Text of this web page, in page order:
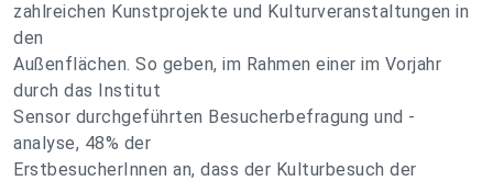
zahlreichen Kunstprojekte und Kulturveranstaltungen in
den
Außenflächen. So geben, im Rahmen einer im Vorjahr
durch das Institut
Sensor durchgeführten Besucherbefragung und -
analyse, 48% der
ErstbesucherInnen an, dass der Kulturbesuch der